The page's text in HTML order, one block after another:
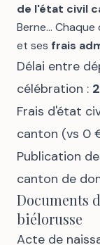
de l'état civil
Berne...
et ses frais
Délai entre
célébration :
Frais d'état
canton (vs 0
Publication
canton de
Documents
biélorusse
Acte de